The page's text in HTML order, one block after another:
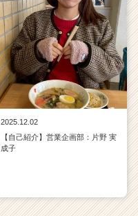
2025.12.02
【自己紹介】営業企画部：片野 実
成子